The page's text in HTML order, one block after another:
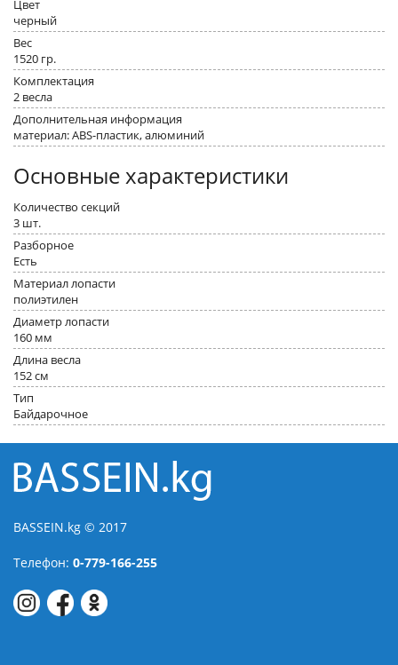
Цвет
черный
Вес
1520 гр.
Комплектация
2 весла
Дополнительная информация
материал: ABS-пластик, алюминий
Основные характеристики
Количество секций
3 шт.
Разборное
Есть
Материал лопасти
полиэтилен
Диаметр лопасти
160 мм
Длина весла
152 см
Тип
Байдарочное
BASSEIN.kg © 2017
Телефон: 0-779-166-255